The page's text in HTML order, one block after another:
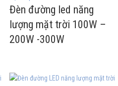
Đèn đường led năng
lượng mặt trời 100W –
200W -300W